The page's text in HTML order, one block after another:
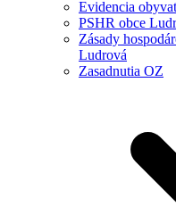
Evidencia
PSHR obce
Zásady
Ludrová
Zasadnutia OZ